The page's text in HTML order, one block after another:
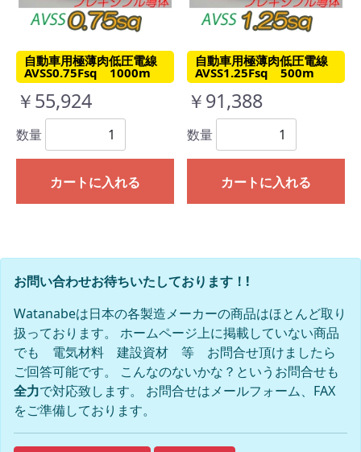
自動車用極薄肉低圧電線
AVSS0.75Fsq 1000m
￥55,924
数量
カートに入れる
自動車用極薄肉低圧電線
AVSS1.25Fsq 500m
￥91,388
数量
カートに入れる
お問い合わせお待ちいたしております！!
Watanabeは日本の各製造メーカーの商品はほとんど取り
扱っております。 ホームページ上に掲載していない商品
でも 電気材料 建設資材 等 お問合せ頂けましたら
ご回答可能です。 こんなのないかな？というお問合せも
全力で対応致します。 お問合せはメールフォーム、FAX
をご準備しております。